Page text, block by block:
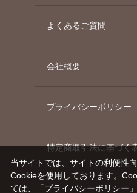
よくあるご質問
会社概要
プライバシーポリシー
特定商取引法に基づく
当サイトでは、サイトの利便性向
Cookieを使用しております。
ては、
「プライバシーポリシー」